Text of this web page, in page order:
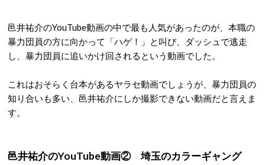
邑井祐介のYouTube動画の中で最も人気があったのが、本職の
暴力団員の方に向かって「ハゲ！」と叫び、ダッシュで逃走
し、暴力団員に追いかけ回されるという動画でした。
これはおそらく台本があるヤラセ動画でしょうが、暴力団員の
知り合いも多い、邑井祐介にしか撮影できない動画だと言えま
す。
邑井祐介のYouTube動画② 埼玉のカラーギャング